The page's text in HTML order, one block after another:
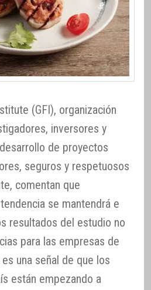
(GFI), organización
inversores y
de proyectos
seguros y respetuosos
comentan que
se mantendrá e
resultados del estudio no
para las empresas de
una señal de que los
están empezando a